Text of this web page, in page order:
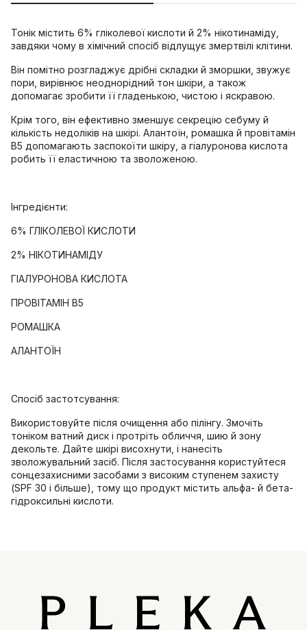
Тонік містить 6% гліколевої кислоти й 2% нікотинаміду,
завдяки чому в хімічний спосіб відлущує змертвілі клітини.
Він помітно розгладжує дрібні складки й зморшки, звужує
пори, вирівнює неоднорідний тон шкіри, а також
допомагає зробити її гладенькою, чистою і яскравою.
Крім того, він ефективно зменшує секрецію себуму й
кількість недоліків на шкірі. Алантоїн, ромашка й провітамін
B5 допомагають заспокоїти шкіру, а гіалуронова кислота
робить її еластичною та зволоженою.
Інгредієнти:
6% ГЛІКОЛЕВОЇ КИСЛОТИ
2% НІКОТИНАМІДУ
ГІАЛУРОНОВА КИСЛОТА
ПРОВІТАМІН B5
РОМАШКА
АЛАНТОЇН
Спосіб застотсування:
Використовуйте після очищення або пілінгу. Змочіть
тоніком ватний диск і протріть обличчя, шию й зону
декольте. Дайте шкірі висохнути, і нанесіть
зволожувальний засіб. Після застосування користуйтеся
сонцезахисними засобами з високим ступенем захисту
(SPF 30 і більше), тому що продукт містить альфа- й бета-
гідроксильні кислоти.